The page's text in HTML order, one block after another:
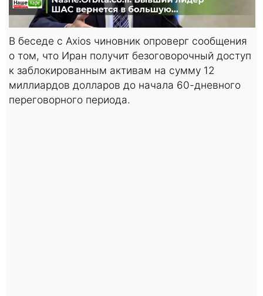
В беседе с Axios чиновник опроверг сообщения
о том, что Иран получит безоговорочный доступ
к заблокированным активам на сумму 12
миллиардов долларов до начала 60-дневного
переговорного периода.